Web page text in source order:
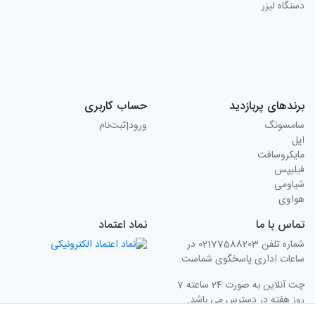
دستگاه لیزر
برندهای پربازدید
سامسونگ
اپل
مایکروسافت
فیلیپس
شیاومی
هواوی
حساب کاربری
ورود|ثبت‌نام
تماس با ما
شماره تلفن 02177588203 در
ساعات اداری پاسخگوی شماست.
چت آنلاین به صورت 24 ساعته 7
روز هفته در دسترس می باشد.
نماد اعتماد